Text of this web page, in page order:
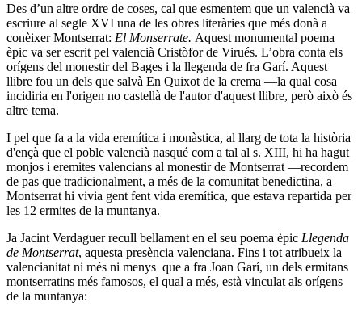
Des d’un altre ordre de coses, cal que esmentem que un valencià va
escriure al segle XVI una de les obres literàries que més donà a
conèixer Montserrat: El Monserrate. Aquest monumental poema
èpic va ser escrit pel valencià Cristòfor de Virués. L’obra conta els
orígens del monestir del Bages i la llegenda de fra Garí. Aquest
llibre fou un dels que salvà En Quixot de la crema —la qual cosa
incidiria en l'origen no castellà de l'autor d'aquest llibre, però això és
altre tema.
I pel que fa a la vida eremítica i monàstica, al llarg de tota la història
d'ençà que el poble valencià nasqué com a tal al s. XIII, hi ha hagut
monjos i eremites valencians al monestir de Montserrat —recordem
de pas que tradicionalment, a més de la comunitat benedictina, a
Montserrat hi vivia gent fent vida eremítica, que estava repartida per
les 12 ermites de la muntanya.
Ja Jacint Verdaguer recull bellament en el seu poema èpic Llegenda
de Montserrat, aquesta presència valenciana. Fins i tot atribueix la
valencianitat ni més ni menys que a fra Joan Garí, un dels ermitans
montserratins més famosos, el qual a més, està vinculat als orígens
de la muntanya: